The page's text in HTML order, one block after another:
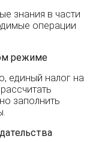
знания в части
операции
режиме
единый налог на
заполнить